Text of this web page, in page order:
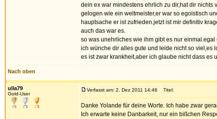
dein ex war mindestens ehrlich zu dir,hat dir nichts
gelogen wie ein weltmeister,er war so egoistisch
hauptsache er ist zufrieden.jetzt ist mir definitiv
auch das war es.
so was unehrliches wie ihm gibt es nur
ich wünche dir alles gute und leide nicht so viel,es
es ist zwar krankheit,aber ich glaube nicht dass
Nach oben
ulla79
Gold-User
Verfasst am: 2. Dez 2011 14:46 Titel:
Danke Yolande für deine Worte. Ich habe zwar
Ich erwarte keine Danbarkeit, nur ein bißchen